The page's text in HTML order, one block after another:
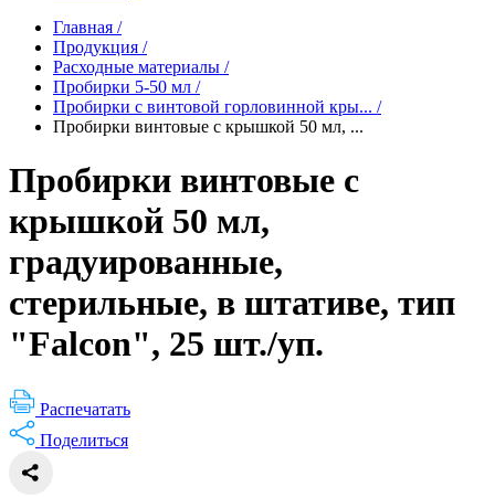
Главная /
Продукция /
Расходные материалы /
Пробирки 5-50 мл /
Пробирки с винтовой горловинной кры... /
Пробирки винтовые с крышкой 50 мл, ...
Пробирки винтовые с
крышкой 50 мл,
градуированные,
стерильные, в штативе, тип
"Falcon", 25 шт./уп.
Распечатать
Поделиться